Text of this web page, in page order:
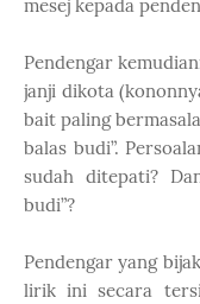
mesej kepada
Pendengar
janji dikota
bait paling
balas budi”.
sudah ditepati?
budi”?
Pendengar yang
lirik ini secara